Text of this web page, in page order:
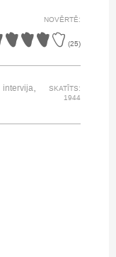
NOVĒRTĒ:
(25)
intervija,
SKATĪTS:
1944